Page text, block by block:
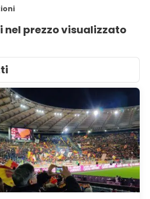
nel prezzo visualizzato